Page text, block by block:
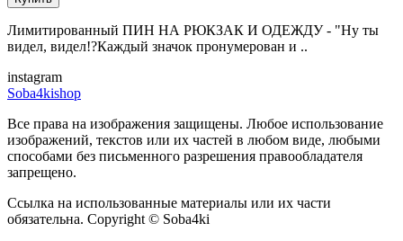
Лимитированный ПИН НА РЮКЗАК И ОДЕЖДУ - "Ну ты
видел, видел!?Каждый значок пронумерован и ..
instagram
Soba4kishop
Все права на изображения защищены. Любое использование
изображений, текстов или их частей в любом виде, любыми
способами без письменного разрешения правообладателя
запрещено.
Ссылка на использованные материалы или их части
обязательна. Copyright © Soba4ki